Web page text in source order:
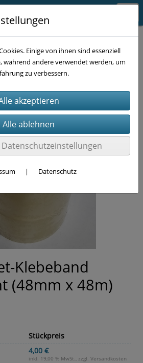
Klebeband
(48mm x 48m)
Stückpreis
4,00 €
inkl. 19,00 % MwSt., zzgl. Versandkosten
Einige von ihnen sind essenziell
während andere verwendet werden, um
zu verbessern.
| Datenschutz